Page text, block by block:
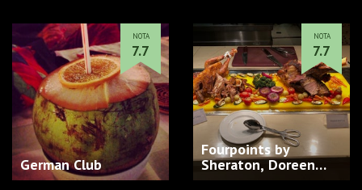
German Club
NOTA
7.7
Fourpoints by
Sheraton, Doreen
Tower, Dhak…
NOTA
7.7